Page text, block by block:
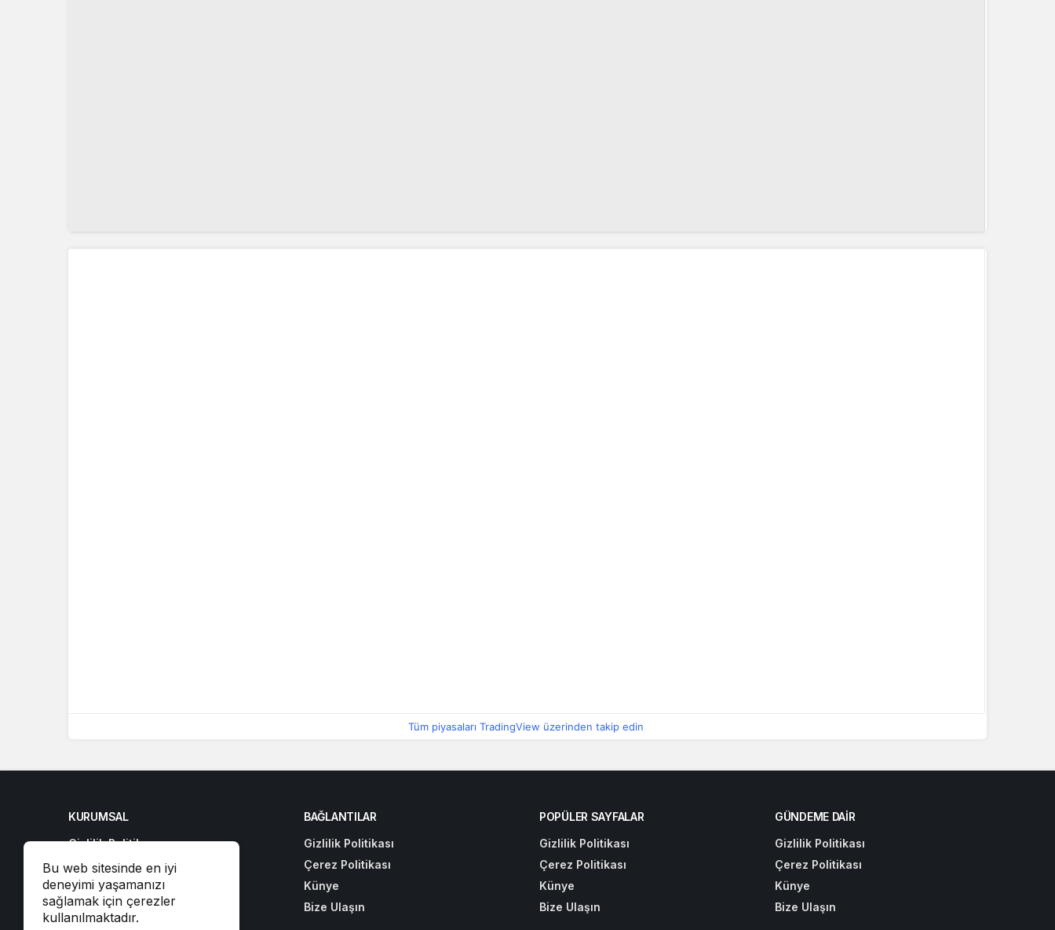
Tüm piyasaları TradingView üzerinden takip edin
Bu web sitesinde en iyi
deneyimi yaşamanızı
sağlamak için çerezler
kullanılmaktadır.
KURUMSAL
Gizlilik Politikası
Çerez Politikası
Künye
Bize Ulaşın
BAĞLANTILAR
Gizlilik Politikası
Çerez Politikası
Künye
Bize Ulaşın
POPÜLER SAYFALAR
Gizlilik Politikası
Çerez Politikası
Künye
Bize Ulaşın
GÜNDEME DAIR
Gizlilik Politikası
Çerez Politikası
Künye
Bize Ulaşın